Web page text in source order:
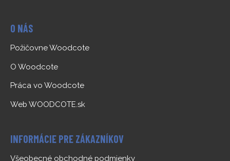
O NÁS
Požičovne Woodcote
O Woodcote
Práca vo Woodcote
Web WOODCOTE.sk
INFORMÁCIE PRE ZÁKAZNÍKOV
Všeobecné obchodné podmienky